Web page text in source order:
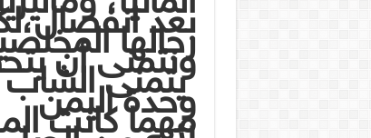
بعد
رجالها
ونتمنى أن
يتمنى
وحدة اليمن
مهما كانت